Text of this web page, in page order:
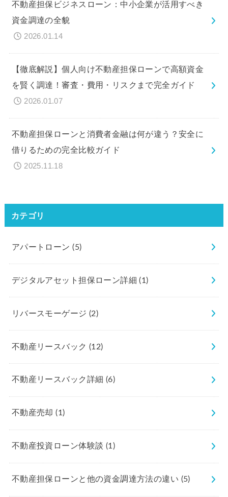
不動産担保ビジネスローン：中小企業が活用すべき
資金調達の全貌
2026.01.14
【徹底解説】個人向け不動産担保ローンで高額資金
を賢く調達！審査・費用・リスクまで完全ガイド
2026.01.07
不動産担保ローンと消費者金融は何が違う？安全に
借りるための完全比較ガイド
2025.11.18
カテゴリ
アパートローン(5)
デジタルアセット担保ローン詳細(1)
リバースモーゲージ (2)
不動産リースバック (12)
不動産リースバック詳細 (6)
不動産売却(1)
不動産投資ローン体験談 (1)
不動産担保ローンと他の資金調達方法の違い (5)